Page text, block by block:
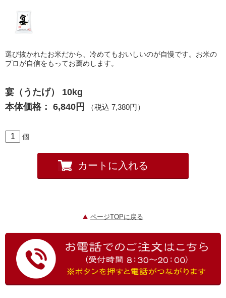
選び抜かれたお米だから、冷めてもおいしいのが自慢です。お米の
プロが自信をもってお薦めします。
宴（うたげ） 10kg
本体価格： 6,840円 （税込 7,380円）
個
カートに入れる
ページTOPに戻る